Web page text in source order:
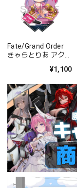
Fate/Grand Order
きゃらとりあ アクリ
ー/パッションリッ
¥1,100